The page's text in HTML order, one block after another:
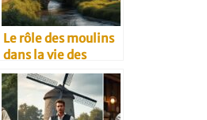
Le rôle des moulins
dans la vie des
villages